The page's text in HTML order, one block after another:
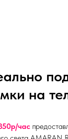
на
час